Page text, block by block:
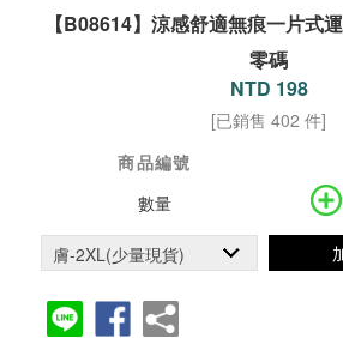
【B08614】涼感舒適無痕一片式
零碼
NTD 198
[已銷售 402 件]
商品編號
數量